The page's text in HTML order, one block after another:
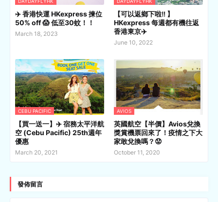
✈️ 香港快運 HKexpress 揀位
50% off 😱 低至30蚊！！
March 18, 2023
【可以返鄉下啦‼️ 】
HKexpress 每週都有機往返
香港東京✈️
June 10, 2022
CEBU PACIFIC
【買一送一】✈️ 宿務太平洋航
空 (Cebu Pacific) 25th週年
優惠
March 20, 2021
AVIOS
英國航空【半價】Avios兌換
獎賞機票回來了！疫情之下大
家敢兌換嗎？😟
October 11, 2020
發佈留言